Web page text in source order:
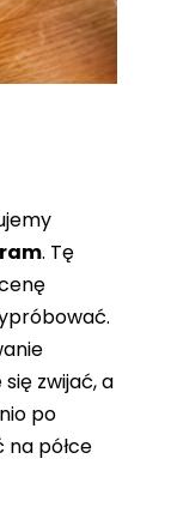
. Tę
zwijać, a
po
półce